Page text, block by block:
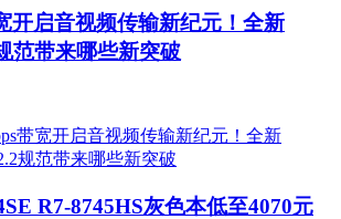
开启音视频传输新纪元！全新
范带来哪些新突破
R7-8745HS灰色本低至4070元